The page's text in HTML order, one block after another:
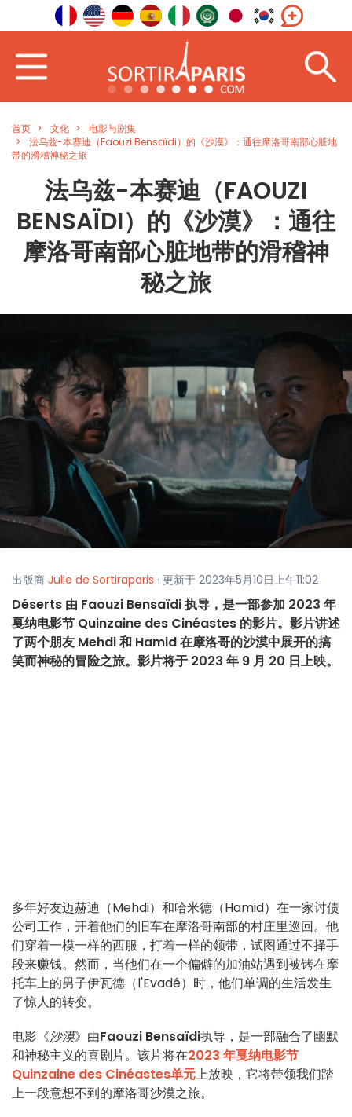
首页 文化
电影与剧集
法乌兹-本赛迪（Faouzi Bensaïdi）的《沙漠》：通往摩洛哥南部心脏地
带的滑稽神秘之旅
法乌兹-本赛迪（FAOUZI
BENSAÏDI）的《沙漠》：通往
摩洛哥南部心脏地带的滑稽神
秘之旅
出版商 Julie de Sortiraparis · 更新于 2023年5月10日上午11:02
Déserts 由 Faouzi Bensaïdi 执导，是一部参加 2023 年
戛纳电影节 Quinzaine des Cinéastes 的影片。影片讲述
了两个朋友 Mehdi 和 Hamid 在摩洛哥的沙漠中展开的搞
笑而神秘的冒险之旅。影片将于 2023 年 9 月 20 日上映。
多年好友迈赫迪（Mehdi）和哈米德（Hamid）在一家讨债
公司工作，开着他们的旧车在摩洛哥南部的村庄里巡回。他
们穿着一模一样的西服，打着一样的领带，试图通过不择手
段来赚钱。然而，当他们在一个偏僻的加油站遇到被铐在摩
托车上的男子伊瓦德（l'Evadé）时，他们单调的生活发生
了惊人的转变。
电影《沙漠》由Faouzi Bensaïdi执导，是一部融合了幽默
和神秘主义的喜剧片。该片将在2023 年戛纳电影节
Quinzaine des Cinéastes单元上放映，它将带领我们踏
上一段意想不到的摩洛哥沙漠之旅。